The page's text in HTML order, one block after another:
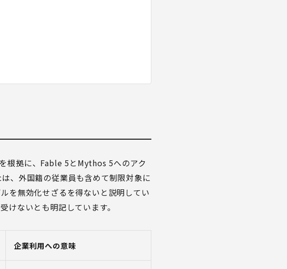
根拠に、Fable 5とMythos 5へのアク
、外国籍の従業員も含めて制限対象に
を無効化せざるを得ないと説明してい
ないとも明記しています。
企業利用への意味